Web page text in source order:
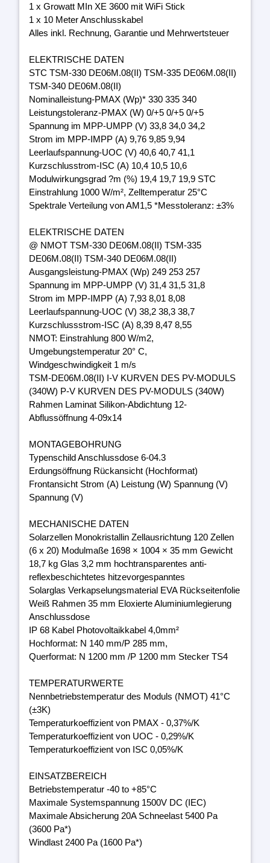
1 x Growatt MIn XE 3600 mit WiFi Stick
1 x 10 Meter Anschlusskabel
Alles inkl. Rechnung, Garantie und Mehrwertsteuer
ELEKTRISCHE DATEN
STC TSM-330 DE06M.08(II) TSM-335 DE06M.08(II)
TSM-340 DE06M.08(II)
Nominalleistung-PMAX (Wp)* 330 335 340
Leistungstoleranz-PMAX (W) 0/+5 0/+5 0/+5
Spannung im MPP-UMPP (V) 33,8 34,0 34,2
Strom im MPP-IMPP (A) 9,76 9,85 9,94
Leerlaufspannung-UOC (V) 40,6 40,7 41,1
Kurzschlusstrom-ISC (A) 10,4 10,5 10,6
Modulwirkungsgrad ?m (%) 19,4 19,7 19,9 STC
Einstrahlung 1000 W/m², Zelltemperatur 25°C
Spektrale Verteilung von AM1,5 *Messtoleranz: ±3%
ELEKTRISCHE DATEN
@ NMOT TSM-330 DE06M.08(II) TSM-335
DE06M.08(II) TSM-340 DE06M.08(II)
Ausgangsleistung-PMAX (Wp) 249 253 257
Spannung im MPP-UMPP (V) 31,4 31,5 31,8
Strom im MPP-IMPP (A) 7,93 8,01 8,08
Leerlaufspannung-UOC (V) 38,2 38,3 38,7
Kurzschlussstrom-ISC (A) 8,39 8,47 8,55
NMOT: Einstrahlung 800 W/m2,
Umgebungstemperatur 20° C,
Windgeschwindigkeit 1 m/s
TSM-DE06M.08(II) I-V KURVEN DES PV-MODULS
(340W) P-V KURVEN DES PV-MODULS (340W)
Rahmen Laminat Silikon-Abdichtung 12-
Abflussöffnung 4-09x14
MONTAGEBOHRUNG
Typenschild Anschlussdose 6-04.3
Erdungsöffnung Rückansicht (Hochformat)
Frontansicht Strom (A) Leistung (W) Spannung (V)
Spannung (V)
MECHANISCHE DATEN
Solarzellen Monokristallin Zellausrichtung 120 Zellen
(6 x 20) Modulmaße 1698 × 1004 × 35 mm Gewicht
18,7 kg Glas 3,2 mm hochtransparentes anti-
reflexbeschichtetes hitzevorgespanntes
Solarglas Verkapselungsmaterial EVA Rückseitenfolie
Weiß Rahmen 35 mm Eloxierte Aluminiumlegierung
Anschlussdose
IP 68 Kabel Photovoltaikkabel 4,0mm²
Hochformat: N 140 mm/P 285 mm,
Querformat: N 1200 mm /P 1200 mm Stecker TS4
TEMPERATURWERTE
Nennbetriebstemperatur des Moduls (NMOT) 41°C
(±3K)
Temperaturkoeffizient von PMAX - 0,37%/K
Temperaturkoeffizient von UOC - 0,29%/K
Temperaturkoeffizient von ISC 0,05%/K
EINSATZBEREICH
Betriebstemperatur -40 to +85°C
Maximale Systemspannung 1500V DC (IEC)
Maximale Absicherung 20A Schneelast 5400 Pa
(3600 Pa*)
Windlast 2400 Pa (1600 Pa*)